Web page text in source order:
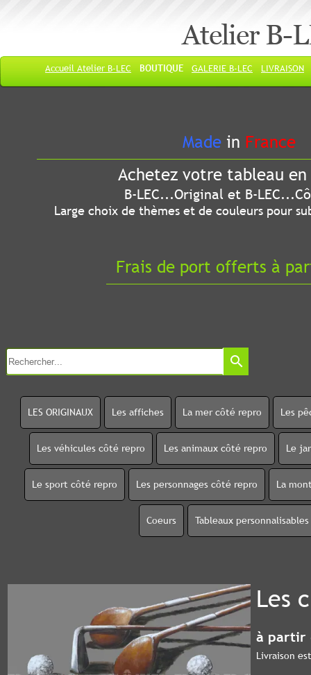
Atelier B-
Accueil Atelier B-LEC BOUTIQUE GALERIE B-LEC LIVRAISON
Made in France
Achetez votre tableau
B-LEC...Original et B-
Large choix de thèmes et de couleurs pour
Frais de port offerts à
search
LES ORIGINAUX Les affiches La mer côté repro Les
Les véhicules côté repro Les animaux côté repro Le
Le sport côté repro Les personnages côté repro La
Coeurs Tableaux personnalisables
Les
à partir
Livraison